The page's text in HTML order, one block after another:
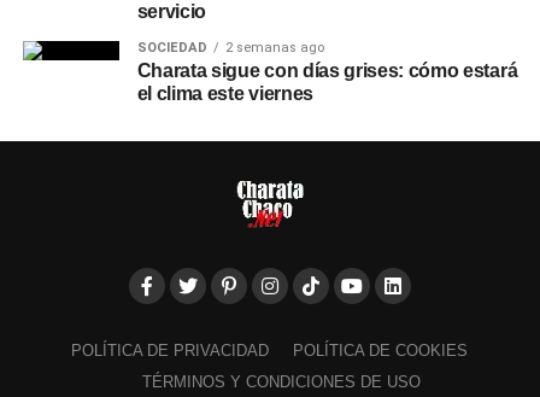
servicio
SOCIEDAD 2 semanas ago
Charata sigue con días grises: cómo estará
el clima este viernes
POLÍTICA DE PRIVACIDAD
POLÍTICA DE COOKIES
TÉRMINOS Y CONDICIONES DE USO